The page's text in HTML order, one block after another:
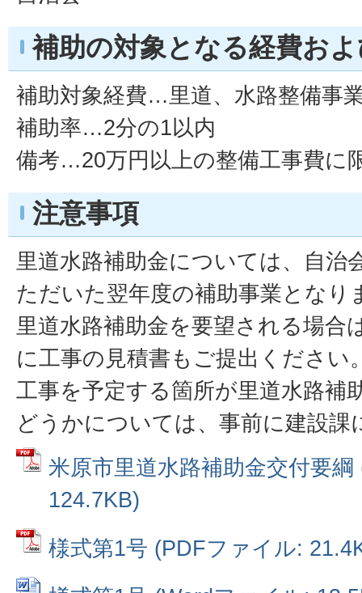
補助の対象となる経費お
補助対象経費…里道、水路整備事
補助率…2分の1以内
備考…20万円以上の整備工事費に
注意事項
里道水路補助金については、自治
ただいた翌年度の補助事業となり
里道水路補助金を要望される場合
に工事の見積書もご提出ください
工事を予定する箇所が里道水路補
どうかについては、事前に建設課
米原市里道水路補助金交付要
124.7KB)
様式第1号 (PDFファイル: